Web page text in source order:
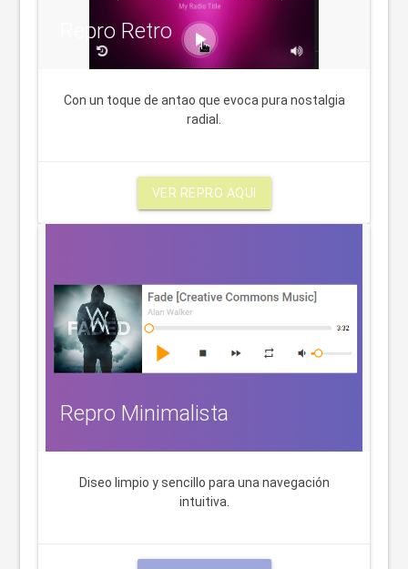
Repro Retro
Con un toque de antao que evoca pura nostalgia
radial.
VER REPRO AQUI
Repro Minimalista
Diseo limpio y sencillo para una navegación
intuitiva.